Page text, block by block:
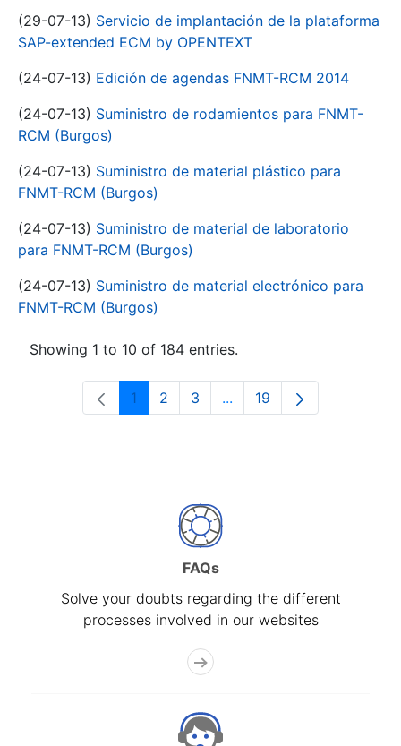
(29-07-13) Servicio de implantación de la plataforma
SAP-extended ECM by OPENTEXT
(24-07-13) Edición de agendas FNMT-RCM 2014
(24-07-13) Suministro de rodamientos para FNMT-
RCM (Burgos)
(24-07-13) Suministro de material plástico para
FNMT-RCM (Burgos)
(24-07-13) Suministro de material de laboratorio
para FNMT-RCM (Burgos)
(24-07-13) Suministro de material electrónico para
FNMT-RCM (Burgos)
Showing 1 to 10 of 184 entries.
Page
1 Page
2 Page
3 ...Intermediate Pages Use
Page
19
FAQs
Solve your doubts regarding the different
processes involved in our websites